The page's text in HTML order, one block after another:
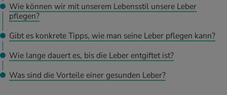
Wie können wir mit unserem Lebensstil unsere Leber
pflegen?
Gibt es konkrete Tipps, wie man seine Leber pflegen kann?
Wie lange dauert es, bis die Leber entgiftet ist?
Was sind die Vorteile einer gesunden Leber?